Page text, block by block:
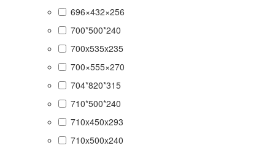
696×432×256
700*500*240
700x535x235
700×555×270
704*820*315
710*500*240
710x450x293
710x500x240